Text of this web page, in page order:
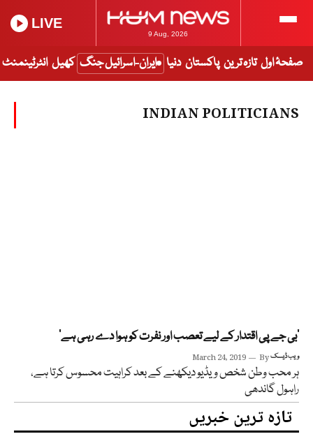
9 Aug, 2026
LIVE
صفحۂ اول تازہ ترین پاکستان دنیا ایران-اسرائیل جنگ کھیل انٹرٹینمنٹ
INDIAN POLITICIANS
’بی جے پی اقتدار کے لیے تعصب اور نفرت کو ہوا دے رہی ہے‘
March 24, 2019 Byویب ڈیسک
ہر محب وطن شخص ویڈیو دیکھنے کے بعد کراہیت محسوس کرتا ہے،
راہول گاندھی
تازہ ترین خبریں